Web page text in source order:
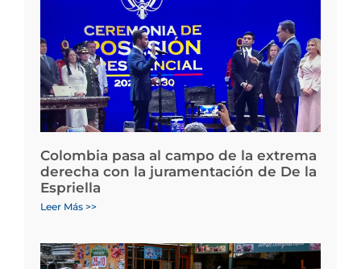
Colombia pasa al campo de la extrema
derecha con la juramentación de De la
Espriella
Leer Más >>